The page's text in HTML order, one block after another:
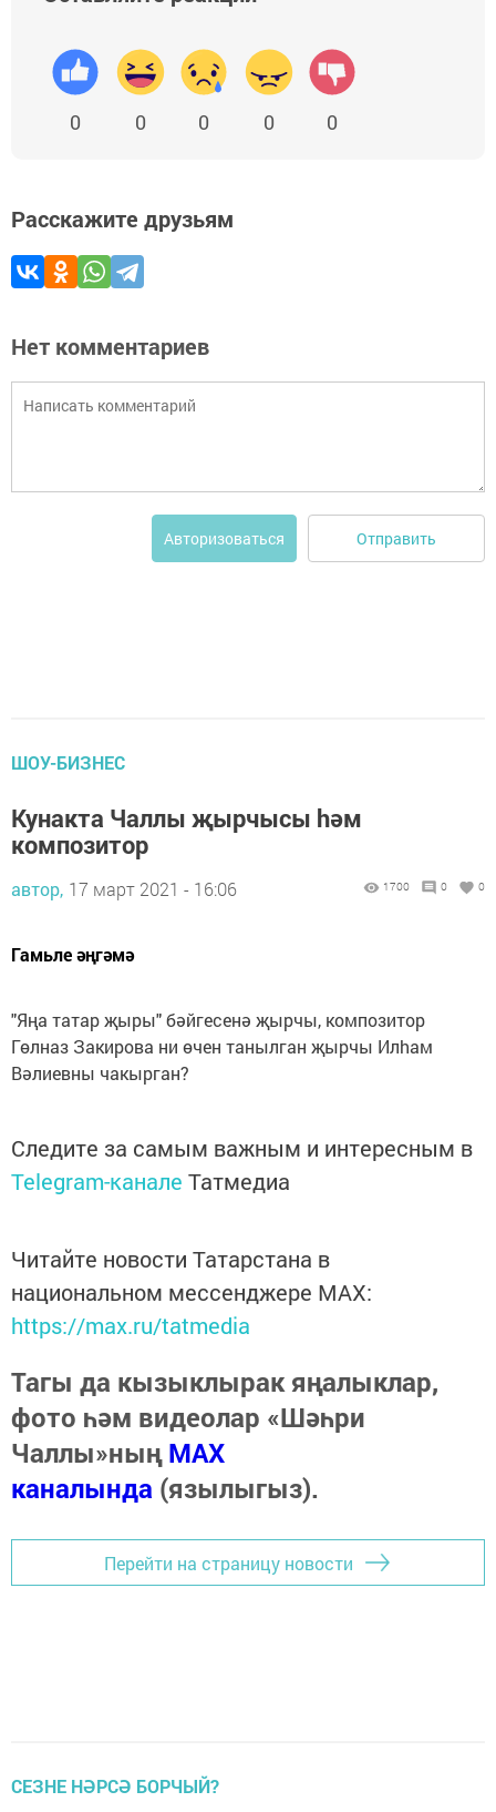
0 0 0 0 0
Расскажите друзьям
Нет комментариев
Авторизоваться Отправить
ШОУ-БИЗНЕС
Кунакта Чаллы җырчысы hәм
композитор
автор, 17 март 2021 - 16:06 1700 0 0
Гамьле әңгәмә
"Яңа татар җыры" бәйгесенә җырчы, композитор
Гөлназ Закирова ни өчен танылган җырчы Илhaм
Вәлиевны чакырган?
Следите за самым важным и интересным в
Telegram-канале Татмедиа
Читайте новости Татарстана в
национальном мессенджере MАХ:
https://max.ru/tatmedia
Тагы да кызыклырак яңалыклар,
фото һәм видеолар «Шәһри
Чаллы»ныңMAX
каналында (язылыгыз).
Перейти на страницу новости
СЕЗНЕ НӘРСӘ БОРЧЫЙ?